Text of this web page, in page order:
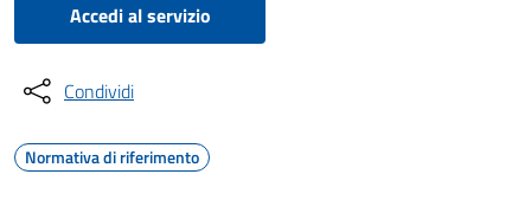
Accedi al servizio
Condividi
Normativa di riferimento